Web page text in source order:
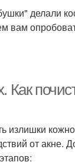
делали
вам
излишки
от акне.